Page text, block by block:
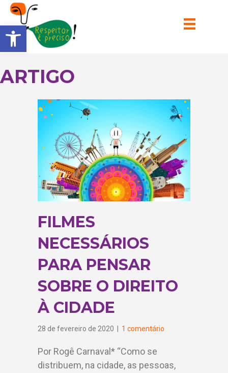
Barra de Ferramentas Aberta
ARTIGO
FILMES
NECESSÁRIOS
PARA PENSAR
SOBRE O DIREITO
À CIDADE
28 de fevereiro de 2020 1 comentário
Por Rogê Carnaval* “Como se
distribuem, na cidade, as pessoas,